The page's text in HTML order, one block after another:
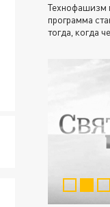
Технофашизм
программа
тогда, когда